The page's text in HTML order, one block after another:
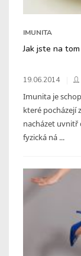
IMUNITA
Jak jste na
19.06.2014
Imunita je
které pocházejí
nacházet
fyzická ná ...